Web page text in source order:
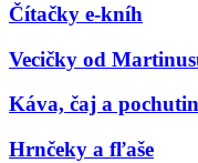
Čítačky e-kníh
Vecičky od
Káva, čaj a
Hrnčeky a fľaše